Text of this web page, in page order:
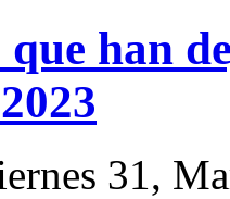
han
31,